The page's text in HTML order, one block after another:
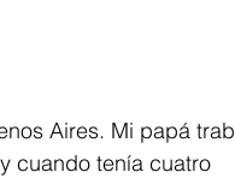
Aires. Mi papá
cuando tenía cuatro